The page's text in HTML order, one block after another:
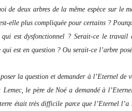
de deux arbres de la même espèce sur le
elle plus compliquée pour certains ?
qui est dysfonctionnel ? Serait-ce le travail
est en question ? Ou serait-ce l’arbre
poser la question et demander à l’Eternel
Lemec, le père de Noé a demandé à
était très difficile parce que l’Eternel